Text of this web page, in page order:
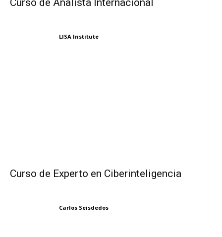
Curso de Analista Internacional
LISA Institute
Curso de Experto en Ciberinteligencia
Carlos Seisdedos